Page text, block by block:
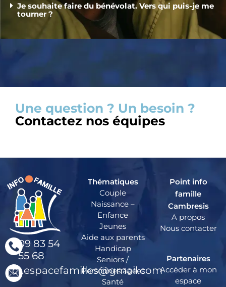
Je souhaite faire du bénévolat. Vers qui puis-je me
tourner ?
Une question ? Un besoin ?
Contactez nos équipes
09 83 54
55 68
cr.espacefamilles@gmail.com
Thématiques
Couple
Naissance –
Enfance
Jeunes
Aide aux parents
Handicap
Seniors /
Personnes âgées
Santé
Point info
famille
Cambresis
A propos
Nous contacter
Partenaires
Accéder à mon
espace